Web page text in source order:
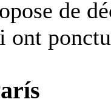
de
ont